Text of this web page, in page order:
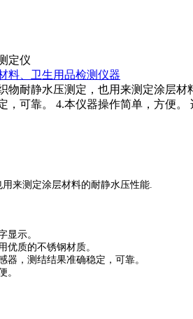
定仪
料、卫生用品检测仪器
物耐静水压测定，也用来测定涂层
，可靠。 4.本仪器操作简单，方便
来测定涂层材料的耐静水压性能.
示。
质的不锈钢材质。
，测结结果准确稳定，可靠。
。